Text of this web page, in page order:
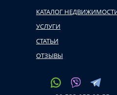
КАТАЛОГ
УСЛУГИ
СТАТЬИ
ОТЗЫВЫ